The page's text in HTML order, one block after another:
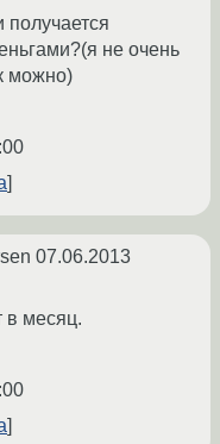
получается
не очень
можно)
07.06.2013
в месяц.